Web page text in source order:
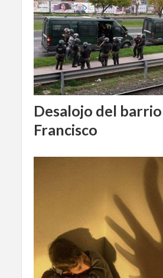
Desalojo del barrio
Francisco